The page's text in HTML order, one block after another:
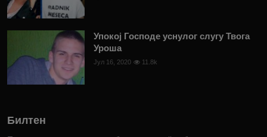
Упокој Господе уснулог слугу Твога
Уроша
Јул 16, 2020 11.8k
Билтен